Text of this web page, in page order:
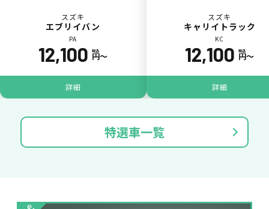
スズキ
エブリイバン
PA
12,100 税込
円〜
詳細
スズキ
キャリイトラック
KC
12,100 税込
円〜
詳細
特選車一覧